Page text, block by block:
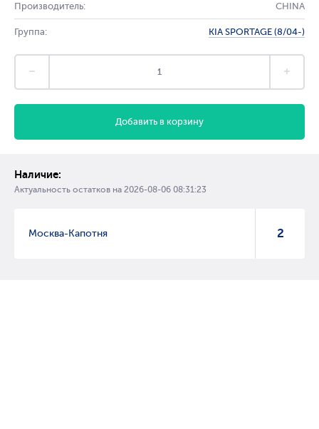
Производитель: CHINA
Группа: KIA SPORTAGE (8/04-)
Добавить в корзину
Наличие:
Актуальность остатков на 2026-08-06 08:31:23
Москва-Капотня 2